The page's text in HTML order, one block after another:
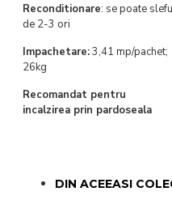
Reconditionare: se poate
de 2-3 ori
Impachetare:3,41 mp/pachet;
26kg
Recomandat pentru
incalzirea prin pardoseala
DIN ACEEASI